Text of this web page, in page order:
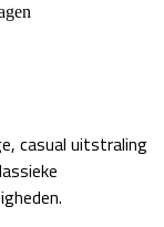
casual uitstraling